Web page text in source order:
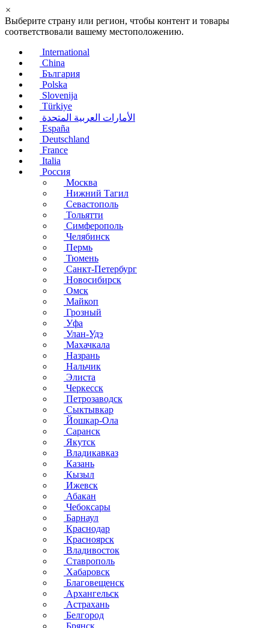
×
Выберите страну или регион, чтобы контент и товары
соответствовали вашему местоположению.
International
China
България
Polska
Slovenija
Türkiye
الأمارات العربية المتحدة
España
Deutschland
France
Italia
Россия
Москва
Нижний Тагил
Севастополь
Тольятти
Симферополь
Челябинск
Пермь
Тюмень
Санкт-Петербург
Новосибирск
Омск
Майкоп
Грозный
Уфа
Улан-Удэ
Махачкала
Назрань
Нальчик
Элиста
Черкесск
Петрозаводск
Сыктывкар
Йошкар-Ола
Саранск
Якутск
Владикавказ
Казань
Кызыл
Ижевск
Абакан
Чебоксары
Барнаул
Краснодар
Красноярск
Владивосток
Ставрополь
Хабаровск
Благовещенск
Архангельск
Астрахань
Белгород
Брянск